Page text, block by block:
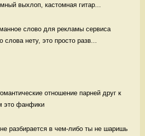
выхлоп, кастомная гитар...
слово для рекламы сервиса
слова нету, это просто разв...
отношение парней друг к
это фанфики